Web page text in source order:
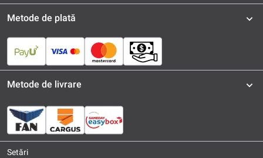
Metode de plată
Metode de livrare
Setări